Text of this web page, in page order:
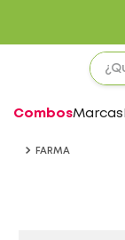
CombosMarcas
FARMA